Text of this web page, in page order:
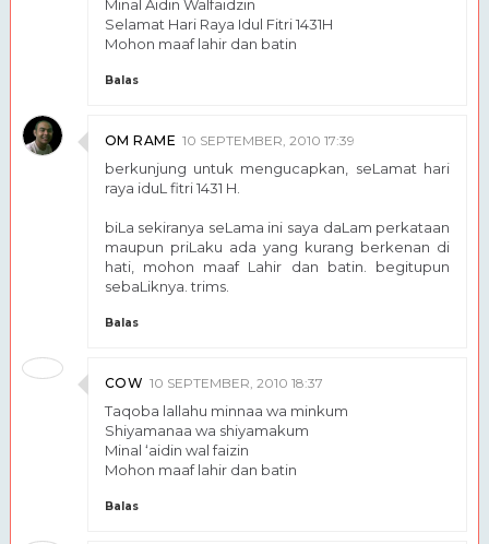
Minal Aidin Walfaidzin
Selamat Hari Raya Idul Fitri 1431H
Mohon maaf lahir dan batin
Balas
OM RAME 10 SEPTEMBER, 2010 17:39
berkunjung untuk mengucapkan, seLamat hari
raya iduL fitri 1431 H.
biLa sekiranya seLama ini saya daLam perkataan
maupun priLaku ada yang kurang berkenan di
hati, mohon maaf Lahir dan batin. begitupun
sebaLiknya. trims.
Balas
COW 10 SEPTEMBER, 2010 18:37
Taqoba lallahu minnaa wa minkum
Shiyamanaa wa shiyamakum
Minal ‘aidin wal faizin
Mohon maaf lahir dan batin
Balas